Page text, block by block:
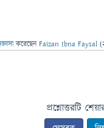
করেছেনFaizan Ibna Faysal (
প্রশ্নোত্তরটি